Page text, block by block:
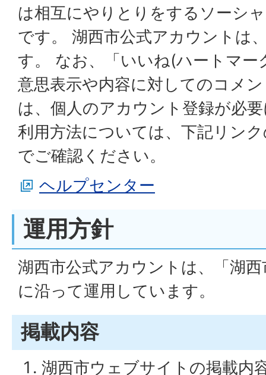
は相互にやりとりをするソーシ
です。 湖西市公式アカウントは
す。 なお、「いいね(ハートマー
意思表示や内容に対してのコメ
は、個人のアカウント登録が必
利用方法については、下記リン
でご確認ください。
ヘルプセンター
運用方針
湖西市公式アカウントは、「湖
に沿って運用しています。
掲載内容
湖西市ウェブサイトの掲載内